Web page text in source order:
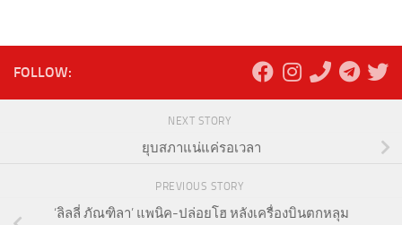
FOLLOW:
NEXT STORY
ยุบสภาแน่แค่รอเวลา
PREVIOUS STORY
‘ลิลลี่ ภัณฑิลา’ แพนิค-ปล่อยโฮ หลังเครื่องบินตกหลุม